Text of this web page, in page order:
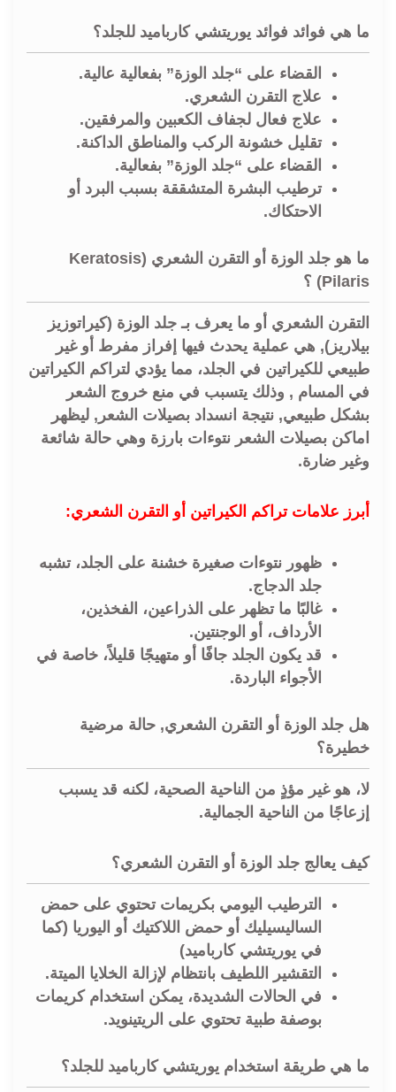
ما هي فوائد فوائد يوريتشي كارباميد للجلد؟
القضاء على “جلد الوزة” بفعالية عالية.
علاج التقرن الشعري.
علاج فعال لجفاف الكعبين والمرفقين.
تقليل خشونة الركب والمناطق الداكنة.
القضاء على “جلد الوزة” بفعالية.
ترطيب البشرة المتشققة بسبب البرد أو
الاحتكاك.
ما هو جلد الوزة أو التقرن الشعري (Keratosis
Pilaris) ؟
التقرن الشعري أو ما يعرف بـ جلد الوزة (كيراتوزيز
بيلاريز), هي عملية يحدث فيها إفراز مفرط أو غير
طبيعي للكيراتين في الجلد، مما يؤدي لتراكم الكيراتين
في المسام , وذلك يتسبب في منع خروج الشعر
بشكل طبيعي, نتيجة انسداد بصيلات الشعر, ليظهر
اماكن بصيلات الشعر نتوءات بارزة وهي حالة شائعة
وغير ضارة.
أبرز علامات تراكم الكيراتين أو التقرن الشعري:
ظهور نتوءات صغيرة خشنة على الجلد، تشبه
جلد الدجاج.
غالبًا ما تظهر على الذراعين، الفخذين،
الأرداف، أو الوجنتين.
قد يكون الجلد جافًا أو متهيجًا قليلاً، خاصة في
الأجواء الباردة.
هل جلد الوزة أو التقرن الشعري, حالة مرضية
خطيرة؟
لا، هو غير مؤذٍ من الناحية الصحية، لكنه قد يسبب
إزعاجًا من الناحية الجمالية.
كيف يعالج جلد الوزة أو التقرن الشعري؟
الترطيب اليومي بكريمات تحتوي على حمض
الساليسيليك أو حمض اللاكتيك أو اليوريا (كما
في يوريتشي كارباميد)
التقشير اللطيف بانتظام لإزالة الخلايا الميتة.
في الحالات الشديدة، يمكن استخدام كريمات
بوصفة طبية تحتوي على الريتينويد.
ما هي طريقة استخدام يوريتشي كارباميد للجلد؟